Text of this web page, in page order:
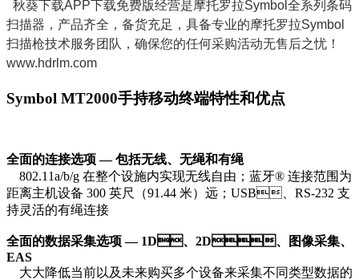
秋葵下载APP下载免费版经营是摩托罗拉Symbol全系列条码
扫描器，产品齐全，备货充足，具备专业的摩托罗拉Symbol
扫描枪技术服务团队，确保您的任何采购活动无售后之忧！
www.hdrlm.com
Symbol MT2000手持移动终端特性和优点
全面的连接选项 — 包括无线、无绳和有绳
802.11a/b/g 在整个设施内实现无线自由；蓝牙® 连接范围为
距离主机设备 300 英尺（91.44 米）远；USB、RS-232 支
持灵活的有绳连接
全面的数据采集选项 — 1D、2D、图像采集、
EAS
大大降低当前以及未来购买多个设备来采集不同类型数据的